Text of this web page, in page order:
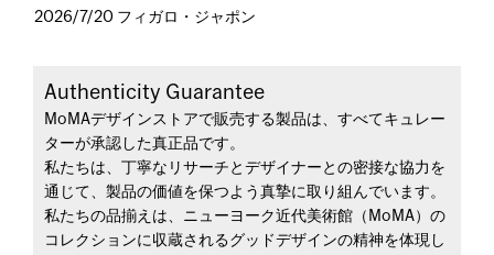
2026/7/20 フィガロ・ジャポン
Authenticity Guarantee
MoMAデザインストアで販売する製品は、すべてキュレー
ターが承認した真正品です。
私たちは、丁寧なリサーチとデザイナーとの密接な協力を
通じて、製品の価値を保つよう真摯に取り組んでいます。
私たちの品揃えは、ニューヨーク近代美術館（MoMA）の
コレクションに収蔵されるグッドデザインの精神を体現し